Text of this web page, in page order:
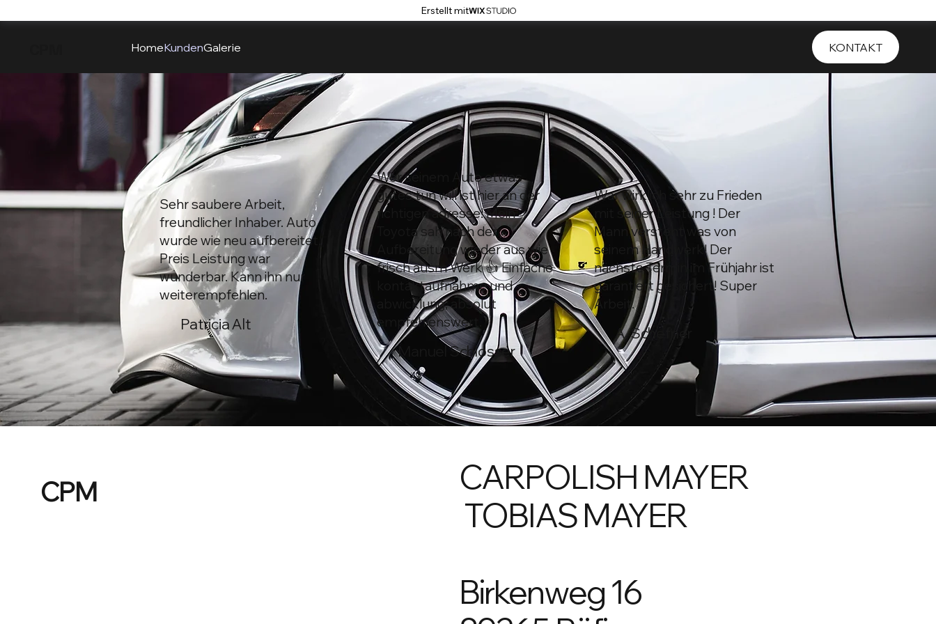
Erstellt mit
HomeKundenGalerie KONTAKT
Sehr saubere Arbeit,
freundlicher Inhaber. Auto
wurde wie neu aufbereitet.
Preis Leistung war
wunderbar. Kann ihn nur
weiterempfehlen.
Patricia Alt
Wer seinem Auto etwas
gutes tun will ist hier an der
richtigen adresse! Mein
Toyota sah nach der
Aufbereitung wieder aus wie
frisch ausm Werk 👍 Einfache
kontaktaufnahme und
abwicklung, absolut
empfehlenswert.
Manuel Schlosser
War wirklich sehr zu Frieden
mit seiner Leistung ! Der
Mann versteht was von
seinem Handwerk! Der
nächste Termin im Frühjahr ist
garantiert gesichert! Super
Arbeit.
A. Schefner
CPM
CARPOLISH MAYER
TOBIAS MAYER
Birkenweg 16